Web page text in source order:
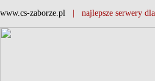
www.cs-zaborze.pl | najlepsze serwery